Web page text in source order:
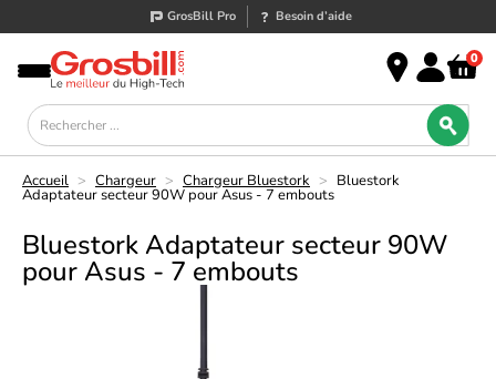
GrosBill Pro Besoin d’aide
0
Accueil > Chargeur > Chargeur Bluestork > Bluestork
Adaptateur secteur 90W pour Asus - 7 embouts
Bluestork Adaptateur secteur 90W
pour Asus - 7 embouts